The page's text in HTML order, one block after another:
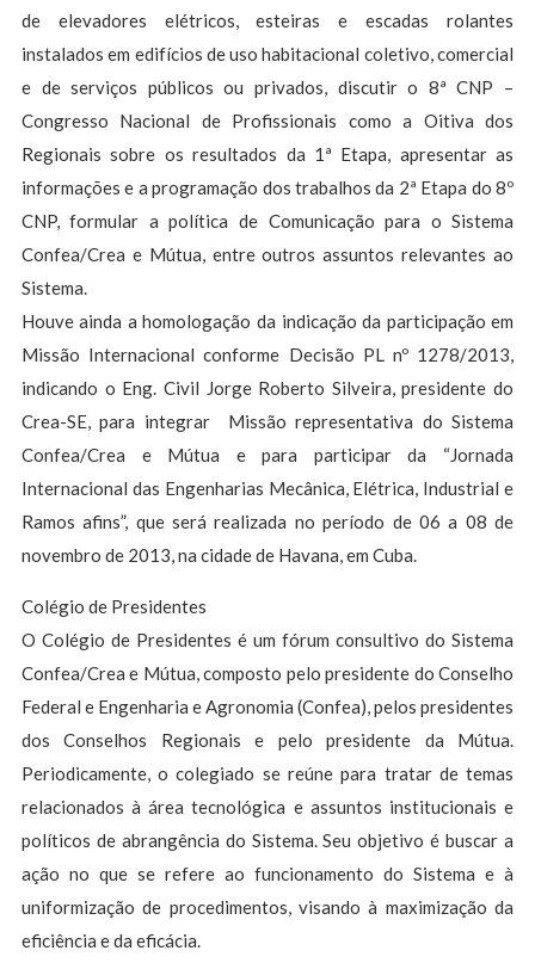
de elevadores elétricos, esteiras e escadas rolantes
instalados em edifícios de uso habitacional coletivo, comercial
e de serviços públicos ou privados, discutir o 8ª CNP –
Congresso Nacional de Profissionais como a Oitiva dos
Regionais sobre os resultados da 1ª Etapa, apresentar as
informações e a programação dos trabalhos da 2ª Etapa do 8º
CNP, formular a política de Comunicação para o Sistema
Confea/Crea e Mútua, entre outros assuntos relevantes ao
Sistema.
Houve ainda a homologação da indicação da participação em
Missão Internacional conforme Decisão PL nº 1278/2013,
indicando o Eng. Civil Jorge Roberto Silveira, presidente do
Crea-SE, para integrar Missão representativa do Sistema
Confea/Crea e Mútua e para participar da “Jornada
Internacional das Engenharias Mecânica, Elétrica, Industrial e
Ramos afins”, que será realizada no período de 06 a 08 de
novembro de 2013, na cidade de Havana, em Cuba.
Colégio de Presidentes
O Colégio de Presidentes é um fórum consultivo do Sistema
Confea/Crea e Mútua, composto pelo presidente do Conselho
Federal e Engenharia e Agronomia (Confea), pelos presidentes
dos Conselhos Regionais e pelo presidente da Mútua.
Periodicamente, o colegiado se reúne para tratar de temas
relacionados à área tecnológica e assuntos institucionais e
políticos de abrangência do Sistema. Seu objetivo é buscar a
ação no que se refere ao funcionamento do Sistema e à
uniformização de procedimentos, visando à maximização da
eficiência e da eficácia.